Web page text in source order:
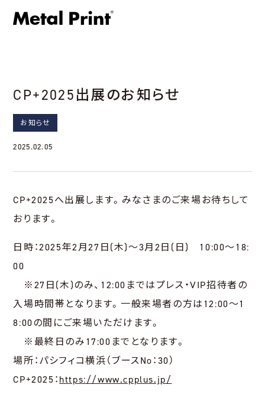
CP+2025出展のお知らせ
お知らせ
2025.02.05
CP+2025へ出展します。みなさまのご来場お待ちして
おります。
日時：2025年2月27日(木)～3月2日(日) 10:00～18:
00
※27日(木)のみ、12:00まではプレス・VIP招待者の
入場時間帯となります。一般来場者の方は12:00〜1
8:00の間にご来場いただけます。
※最終日のみ17:00までとなります。
場所：パシフィコ横浜（ブースNo：30）
CP+2025：https://www.cpplus.jp/